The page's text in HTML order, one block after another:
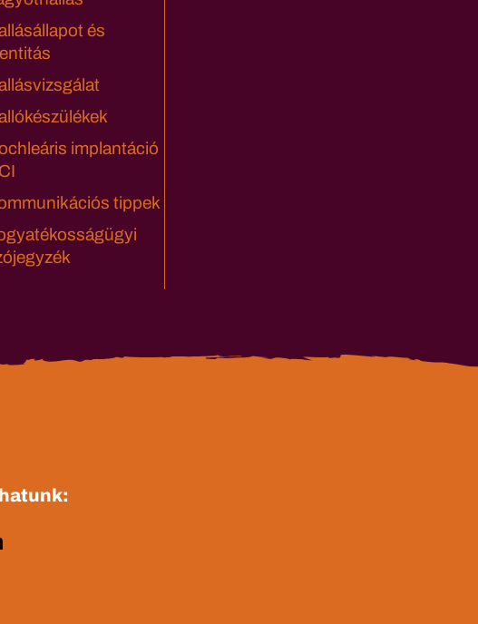
és
implantáció
tippek